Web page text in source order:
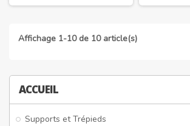
ACCUEIL
Supports et Trépieds
Affichage 1-10 de 10 article(s)